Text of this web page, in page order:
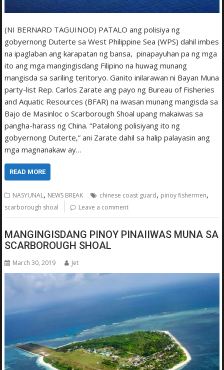
(NI BERNARD TAGUINOD) PATALO ang polisiya ng
gobyernong Duterte sa West Philippine Sea (WPS) dahil imbes
na ipaglaban ang karapatan ng bansa, pinapayuhan pa ng mga
ito ang mga mangingisdang Filipino na huwag munang
mangisda sa sariling teritoryo. Ganito inilarawan ni Bayan Muna
party-list Rep. Carlos Zarate ang payo ng Bureau of Fisheries
and Aquatic Resources (BFAR) na iwasan munang mangisda sa
Bajo de Masinloc o Scarborough Shoal upang makaiwas sa
pangha-harass ng China. “Patalong polisiyang ito ng
gobyernong Duterte,” ani Zarate dahil sa halip palayasin ang
mga magnanakaw ay…
READ MORE
NASYUNAL, NEWS BREAK chinese coast guard, pinoy fishermen,
scarborough shoal Leave a comment
MANGINGISDANG PINOY PINAIIWAS MUNA SA
SCARBOROUGH SHOAL
March 30, 2019 Jet